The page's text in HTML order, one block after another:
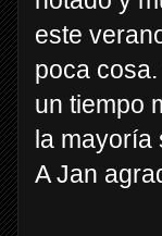
este
poca
un tiempo
la mayoría
A Jan